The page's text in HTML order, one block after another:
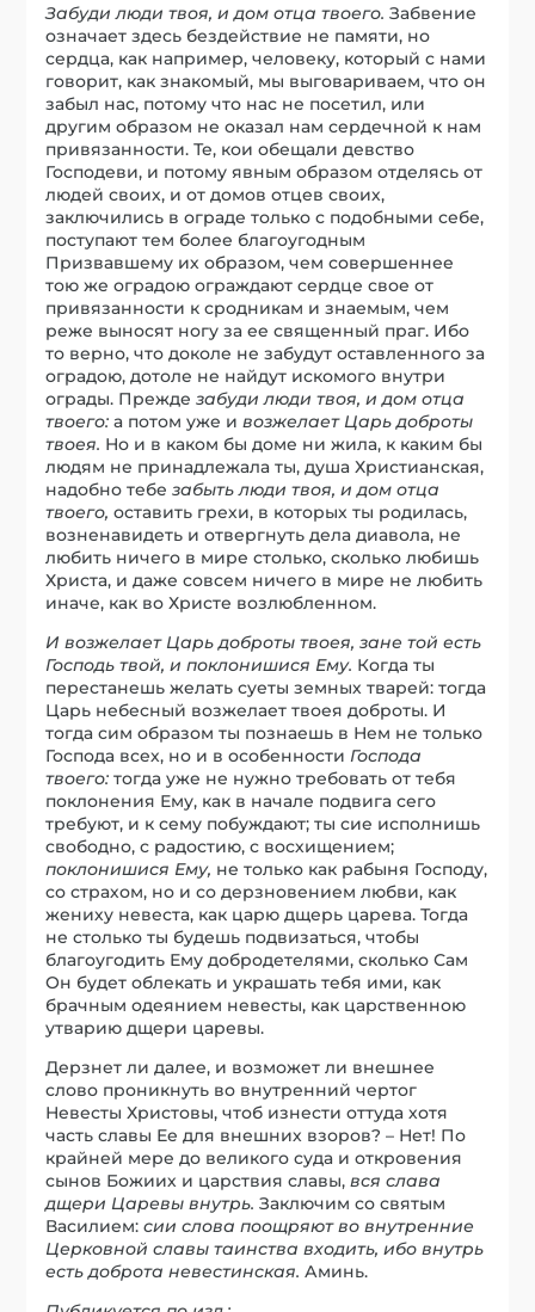
Забуди люди твоя, и дом отца твоего. Забвение
означает здесь бездействие не памяти, но
сердца, как например, человеку, который с нами
говорит, как знакомый, мы выговариваем, что он
забыл нас, потому что нас не посетил, или
другим образом не оказал нам сердечной к нам
привязанности. Те, кои обещали девство
Господеви, и потому явным образом отделясь от
людей своих, и от домов отцев своих,
заключились в ограде только с подобными себе,
поступают тем более благоугодным
Призвавшему их образом, чем совершеннее
тою же оградою ограждают сердце свое от
привязанности к сродникам и знаемым, чем
реже выносят ногу за ее священный праг. Ибо
то верно, что доколе не забудут оставленного за
оградою, дотоле не найдут искомого внутри
ограды. Преждезабуди люди твоя, и дом отца
твоего: а потом уже ивозжелает Царь доброты
твоея. Но и в каком бы доме ни жила, к каким бы
людям не принадлежала ты, душа Христианская,
надобно тебезабыть люди твоя, и дом отца
твоего, оставить грехи, в которых ты родилась,
возненавидеть и отвергнуть дела диавола, не
любить ничего в мире столько, сколько любишь
Христа, и даже совсем ничего в мире не любить
иначе, как во Христе возлюбленном.
И возжелает Царь доброты твоея, зане той есть
Господь твой, и поклонишися Ему. Когда ты
перестанешь желать суеты земных тварей: тогда
Царь небесный возжелает твоея доброты. И
тогда сим образом ты познаешь в Нем не только
Господа всех, но и в особенности Господа
твоего: тогда уже не нужно требовать от тебя
поклонения Ему, как в начале подвига сего
требуют, и к сему побуждают; ты сие исполнишь
свободно, с радостию, с восхищением;
поклонишися Ему, не только как рабыня Господу,
со страхом, но и со дерзновением любви, как
жениху невеста, как царю дщерь царева. Тогда
не столько ты будешь подвизаться, чтобы
благоугодить Ему добродетелями, сколько Сам
Он будет облекать и украшать тебя ими, как
брачным одеянием невесты, как царственною
утварию дщери царевы.
Дерзнет ли далее, и возможет ли внешнее
слово проникнуть во внутренний чертог
Невесты Христовы, чтоб изнести оттуда хотя
часть славы Ее для внешних взоров? – Нет! По
крайней мере до великого суда и откровения
сынов Божиих и царствия славы,вся слава
дщери Царевы внутрь. Заключим со святым
Василием:сии слова поощряют во внутренние
Церковной славы таинства входить, ибо внутрь
есть доброта невестинская. Аминь.